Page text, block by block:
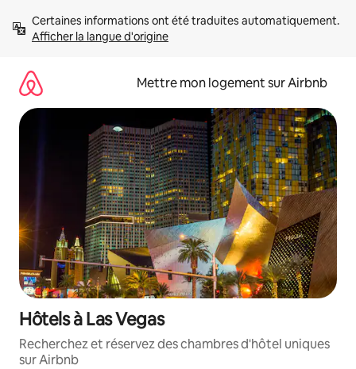
directement
Afficher la langue d'origine
Mettre mon logement sur Airbnb
Hôtels à Las Vegas
Recherchez et réservez des chambres d'hôtel uniques
sur Airbnb